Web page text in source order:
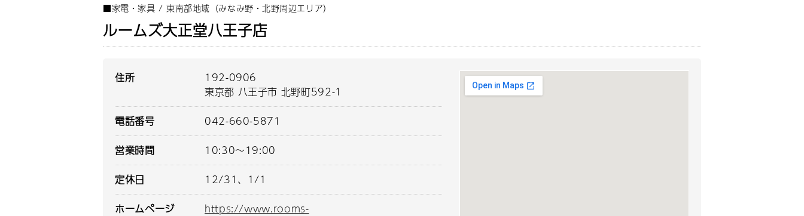
■家電・家具 /東南部地域（みなみ野・北野周辺エリア）
ルームズ大正堂八王子店
住所
192-0906
東京都 八王子市 北野町592-1
電話番号
042-660-5871
営業時間
10:30～19:00
定休日
12/31、1/1
ホームページ
https://www.rooms-